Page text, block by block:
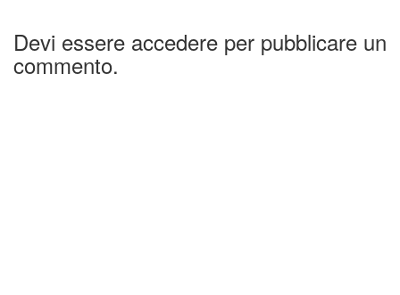
Devi essere accedere per pubblicare un
commento.